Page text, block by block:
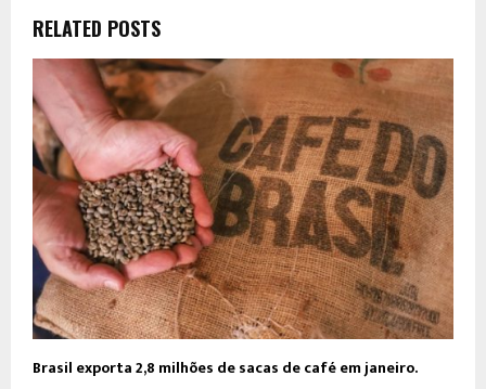
RELATED POSTS
Brasil exporta 2,8 milhões de sacas de café em janeiro.